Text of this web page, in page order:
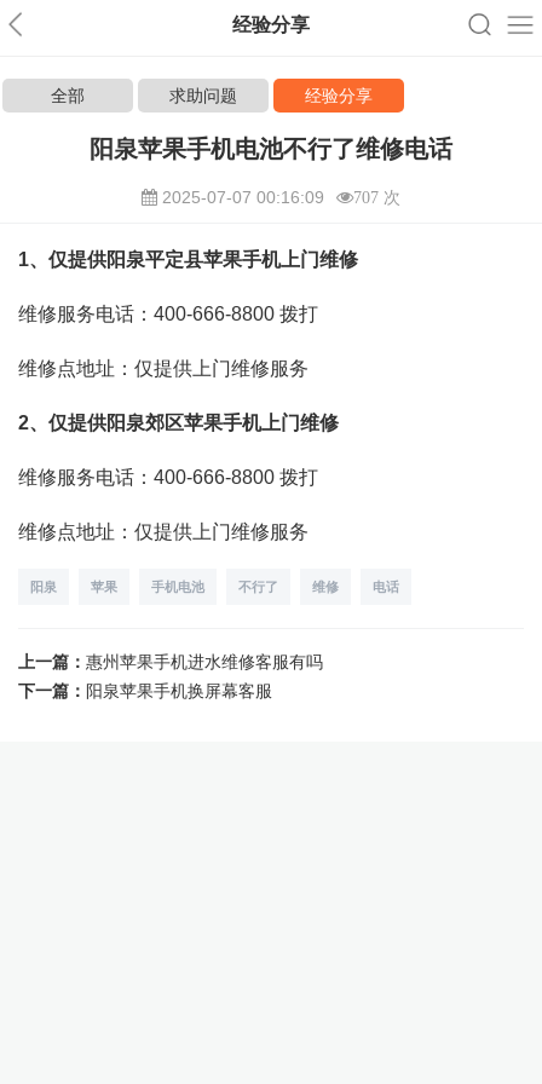
经验分享
全部 求助问题 经验分享
阳泉苹果手机电池不行了维修电话
2025-07-07 00:16:09 707 次
1、仅提供阳泉平定县苹果手机上门维修
维修服务电话：400-666-8800 拨打
维修点地址：仅提供上门维修服务
2、仅提供阳泉郊区苹果手机上门维修
维修服务电话：400-666-8800 拨打
维修点地址：仅提供上门维修服务
阳泉 苹果 手机电池 不行了 维修 电话
上一篇： 惠州苹果手机进水维修客服有吗
下一篇： 阳泉苹果手机换屏幕客服